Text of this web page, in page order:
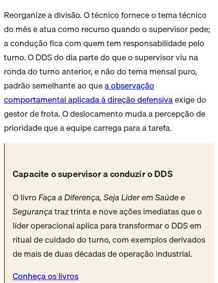
Reorganize a divisão. O técnico fornece o tema técnico
do mês e atua como recurso quando o supervisor pede;
a condução fica com quem tem responsabilidade pelo
turno. O DDS do dia parte do que o supervisor viu na
ronda do turno anterior, e não do tema mensal puro,
padrão semelhante ao quea observação
comportamental aplicada à direção defensivaexige do
gestor de frota. O deslocamento muda a percepção de
prioridade que a equipe carrega para a tarefa.
Capacite o supervisor a conduzir o DDS
O livroFaça a Diferença, Seja Líder em Saúde e
Segurançatraz trinta e nove ações imediatas que o
líder operacional aplica para transformar o DDS em
ritual de cuidado do turno, com exemplos derivados
de mais de duas décadas de operação industrial.
Conheça os livros